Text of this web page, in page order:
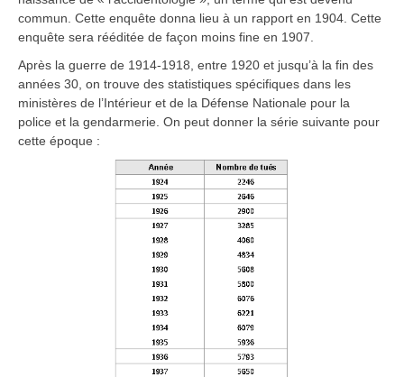
commun. Cette enquête donna lieu à un rapport en 1904. Cette
enquête sera rééditée de façon moins fine en 1907.
Après la guerre de 1914-1918, entre 1920 et jusqu’à la fin des
années 30, on trouve des statistiques spécifiques dans les
ministères de l’Intérieur et de la Défense Nationale pour la
police et la gendarmerie. On peut donner la série suivante pour
cette époque :